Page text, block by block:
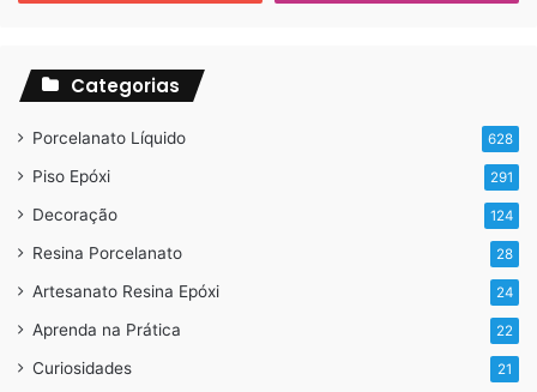
Categorias
Porcelanato Líquido 628
Piso Epóxi 291
Decoração 124
Resina Porcelanato 28
Artesanato Resina Epóxi 24
Aprenda na Prática 22
Curiosidades 21